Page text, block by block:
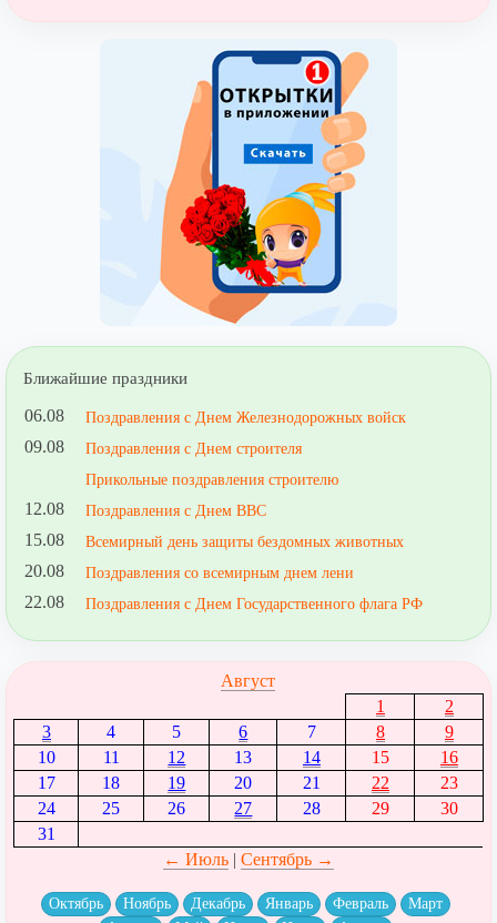
Ближайшие праздники
06.08 Поздравления с Днем Железнодорожных войск
09.08
Поздравления с Днем строителя
Прикольные поздравления строителю
12.08 Поздравления с Днем ВВС
15.08 Всемирный день защиты бездомных животных
20.08 Поздравления со всемирным днем лени
22.08 Поздравления с Днем Государственного флага РФ
Август
1
2
3
4 5 6 7 8
9
10
11 12 13 14 15
16
17
18 19 20 21 22
23
24
25 26 27 28 29
30
31
← Июль| Сентябрь →
Октябрь Ноябрь Декабрь Январь Февраль
Март